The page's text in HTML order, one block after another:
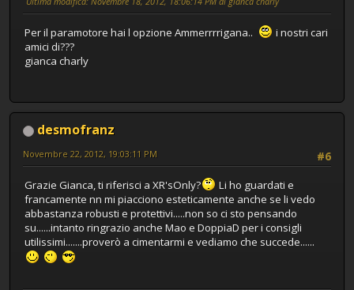
Per il paramotore hai l opzione Ammerrrrigana..
i nostri cari
amici di???
gianca charly
desmofranz
#6
Novembre 22, 2012, 19:03:11 PM
Grazie Gianca, ti riferisci a XR'sOnly?
Li ho guardati e
francamente nn mi piacciono esteticamente anche se li vedo
abbastanza robusti e protettivi.....non so ci sto pensando
su......intanto ringrazio anche Mao e DoppiaD per i consigli
utilissimi.......proverò a cimentarmi e vediamo che succede......